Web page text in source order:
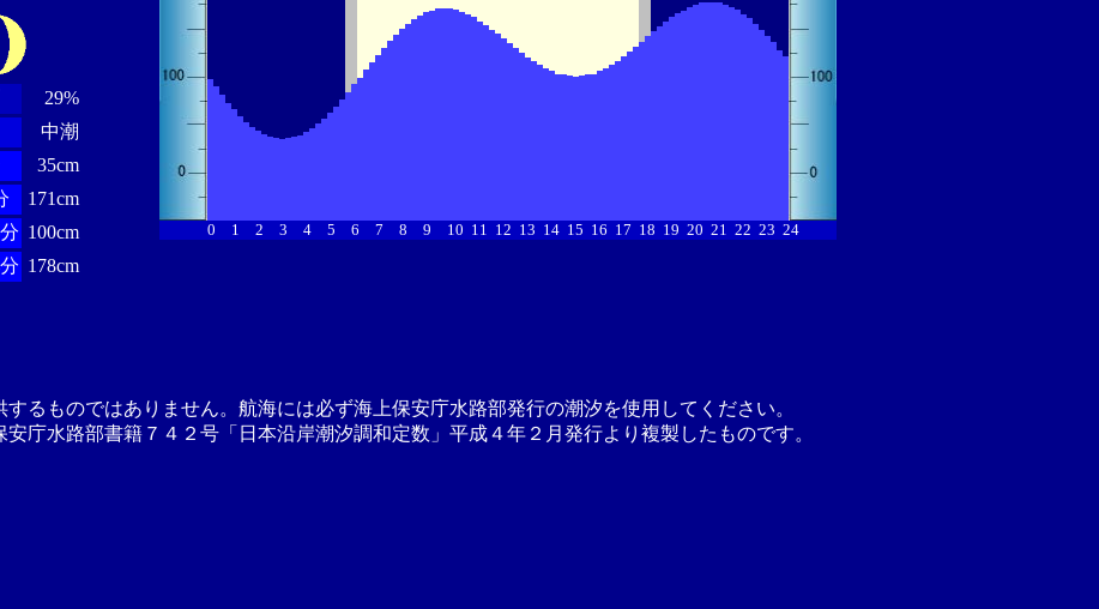
29%
中潮
35cm
171cm
100cm
178cm
0 1 2 3 4 5 6 7 8 9 10 11 12 13 14 15 16 17 18 19 20 21 22 23 24
るものではありません。航海には必ず海上保安庁水路部発行の潮汐を使用してください。
庁水路部書籍７４２号「日本沿岸潮汐調和定数」平成４年２月発行より複製したものです。